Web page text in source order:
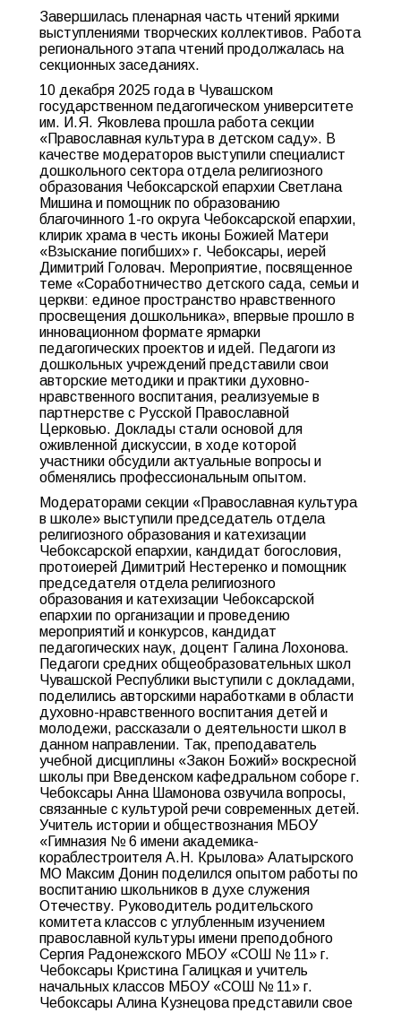
Завершилась пленарная часть чтений яркими
выступлениями творческих коллективов. Работа
регионального этапа чтений продолжалась на
секционных заседаниях.
10 декабря 2025 года в Чувашском
государственном педагогическом университете
им. И.Я. Яковлева прошла работа секции
«Православная культура в детском саду». В
качестве модераторов выступили специалист
дошкольного сектора отдела религиозного
образования Чебоксарской епархии Светлана
Мишина и помощник по образованию
благочинного 1-го округа Чебоксарской епархии,
клирик храма в честь иконы Божией Матери
«Взыскание погибших» г. Чебоксары, иерей
Димитрий Головач. Мероприятие, посвященное
теме «Соработничество детского сада, семьи и
церкви: единое пространство нравственного
просвещения дошкольника», впервые прошло в
инновационном формате ярмарки
педагогических проектов и идей. Педагоги из
дошкольных учреждений представили свои
авторские методики и практики духовно-
нравственного воспитания, реализуемые в
партнерстве с Русской Православной
Церковью. Доклады стали основой для
оживленной дискуссии, в ходе которой
участники обсудили актуальные вопросы и
обменялись профессиональным опытом.
Модераторами секции «Православная культура
в школе» выступили председатель отдела
религиозного образования и катехизации
Чебоксарской епархии, кандидат богословия,
протоиерей Димитрий Нестеренко и помощник
председателя отдела религиозного
образования и катехизации Чебоксарской
епархии по организации и проведению
мероприятий и конкурсов, кандидат
педагогических наук, доцент Галина Лохонова.
Педагоги средних общеобразовательных школ
Чувашской Республики выступили с докладами,
поделились авторскими наработками в области
духовно-нравственного воспитания детей и
молодежи, рассказали о деятельности школ в
данном направлении. Так, преподаватель
учебной дисциплины «Закон Божий» воскресной
школы при Введенском кафедральном соборе г.
Чебоксары Анна Шамонова озвучила вопросы,
связанные с культурой речи современных детей.
Учитель истории и обществознания МБОУ
«Гимназия № 6 имени академика-
кораблестроителя А.Н. Крылова» Алатырского
МО Максим Донин поделился опытом работы по
воспитанию школьников в духе служения
Отечеству. Руководитель родительского
комитета классов с углубленным изучением
православной культуры имени преподобного
Сергия Радонежского МБОУ «СОШ № 11» г.
Чебоксары Кристина Галицкая и учитель
начальных классов МБОУ «СОШ № 11» г.
Чебоксары Алина Кузнецова представили свое